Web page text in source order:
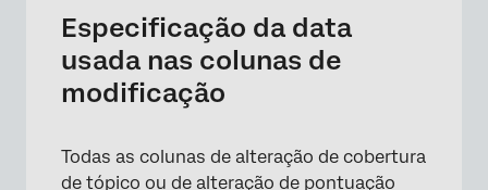
Especificação da data
usada nas colunas de
modificação
Todas as colunas de alteração de cobertura
de tópico ou de alteração de pontuação